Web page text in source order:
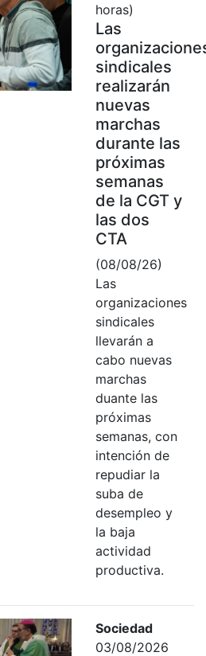
horas)
Las
sindicales
realizarán
nuevas
marchas
durante las
próximas
semanas
de la CGT y
las dos
CTA
(08/08/26)
Las
organizaciones
sindicales
llevarán a
cabo nuevas
marchas
duante las
próximas
semanas, con
intención de
repudiar la
suba de
desempleo y
la baja
actividad
productiva.
Sociedad
03/08/2026